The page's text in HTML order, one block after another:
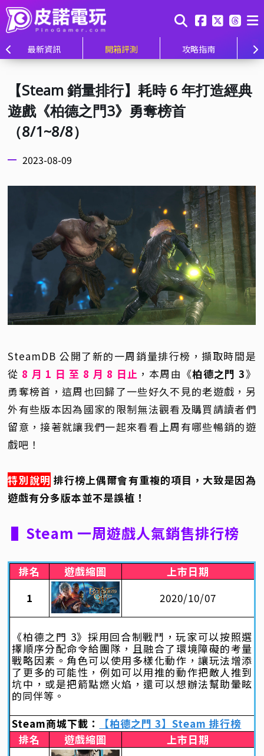
最新資訊 開箱評測 攻略指南
【Steam 銷量排行】耗時 6 年打造經典
遊戲《柏德之門3》勇奪榜首
（8/1~8/8）
2023-08-09
SteamDB 公開了新的一周銷量排行榜，擷取時間是
從 8 月 1 日 至 8 月 8 日止 ，本周由《柏德之門 3》
勇奪榜首，這周也回歸了一些好久不見的老遊戲，另
外有些版本因為國家的限制無法觀看及購買請讀者們
留意，接著就讓我們一起來看看上周有哪些暢銷的遊
戲吧！
特別說明 排行榜上偶爾會有重複的項目，大致是因為
遊戲有分多版本並不是誤植！
▌Steam 一周遊戲人氣銷售排行榜
排名 遊戲縮圖
上市日期
1
2020/10/07
《柏德之門 3》採用回合制戰鬥，玩家可以按照選
擇順序分配命令給團隊，且融合了環境障礙的考量
戰略因素。角色可以使用多樣化動作，讓玩法增添
了更多的可能性，例如可以用推的動作把敵人推到
坑中，或是把箭點燃火焰，還可以想辦法幫助暈眩
的同伴等。
Steam商城下載：
【柏德之門 3】Steam 排行榜
排名
遊戲縮圖
上市日期